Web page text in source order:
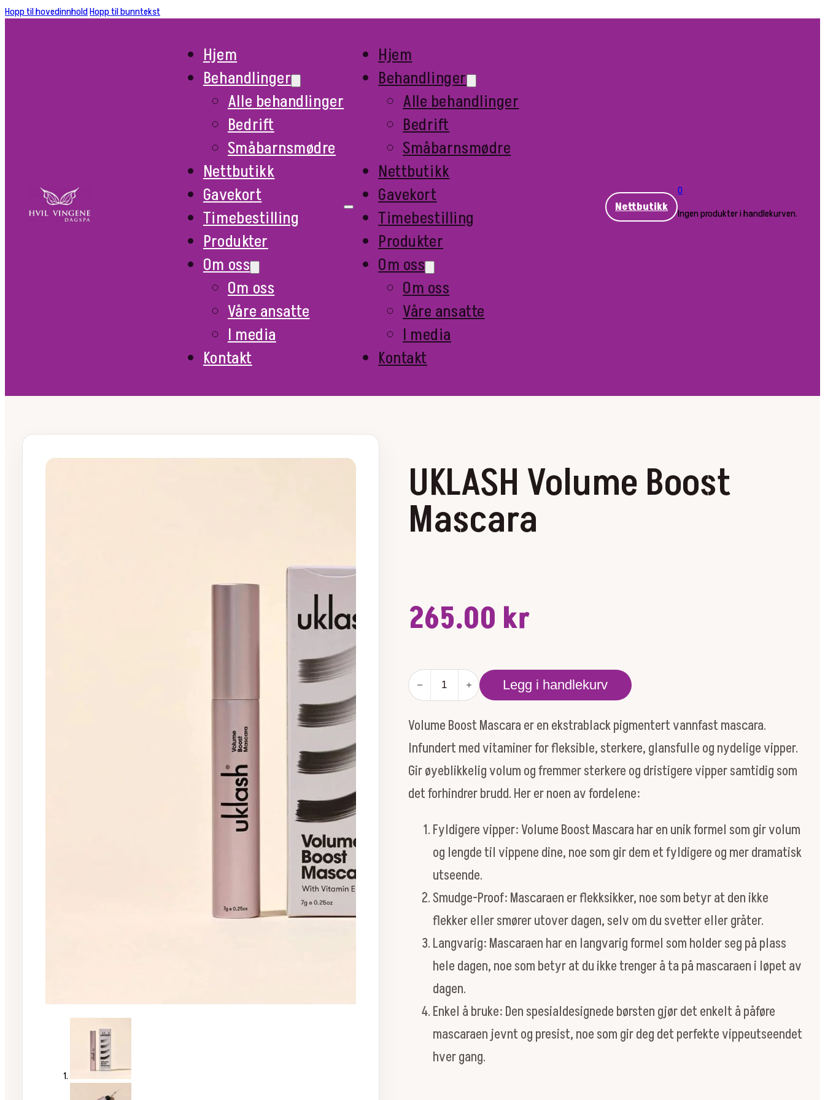
Hopp til hovedinnholdHopp til bunntekst
Hjem
Behandlinger
Alle behandlinger
Bedrift
Småbarnsmødre
Nettbutikk
Gavekort
Timebestilling
Produkter
Om oss
Om oss
Våre ansatte
I media
Kontakt
Hjem
Behandlinger
Alle behandlinger
Bedrift
Småbarnsmødre
Nettbutikk
Gavekort
Timebestilling
Produkter
Om oss
Om oss
Våre ansatte
I media
Kontakt
Nettbutikk
0
Ingen produkter i handlekurven.
UKLASH Volume Boost
Mascara
265.00 kr
UKLASH
Volume
Boost
antall
Legg i handlekurv
Volume Boost Mascara er en ekstrablack pigmentert vannfast mascara.
Infundert med vitaminer for fleksible, sterkere, glansfulle og nydelige vipper.
Gir øyeblikkelig volum og fremmer sterkere og dristigere vipper samtidig som
det forhindrer brudd. Her er noen av fordelene:
Fyldigere vipper: Volume Boost Mascara har en unik formel som gir volum
og lengde til vippene dine, noe som gir dem et fyldigere og mer dramatisk
utseende.
Smudge-Proof: Mascaraen er flekksikker, noe som betyr at den ikke
flekker eller smører utover dagen, selv om du svetter eller gråter.
Langvarig: Mascaraen har en langvarig formel som holder seg på plass
hele dagen, noe som betyr at du ikke trenger å ta på mascaraen i løpet av
dagen.
Enkel å bruke: Den spesialdesignede børsten gjør det enkelt å påføre
mascaraen jevnt og presist, noe som gir deg det perfekte vippeutseendet
hver gang.